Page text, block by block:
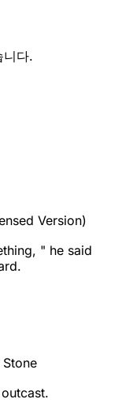
니다.
Version)
" he said